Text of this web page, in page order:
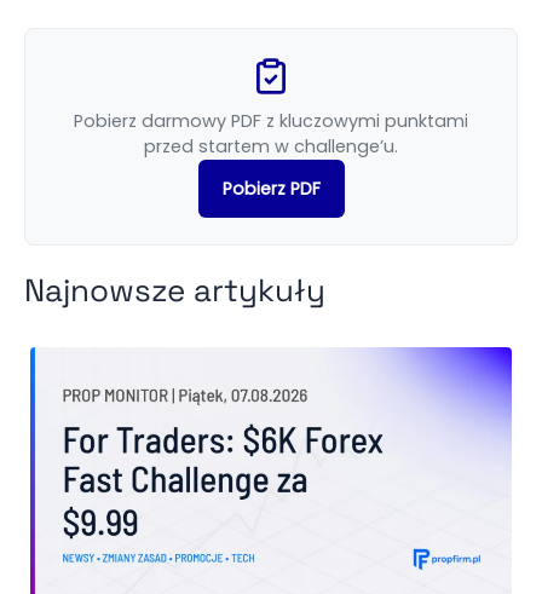
Pobierz darmowy PDF z kluczowymi punktami
przed startem w challenge’u.
Pobierz PDF
Najnowsze artykuły